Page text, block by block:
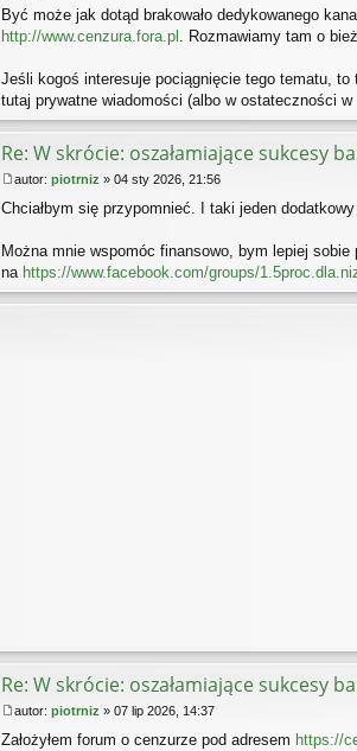
Być może jak dotąd brakowało dedykowanego
http://www.cenzura.fora.pl
. Rozmawiamy tam o
Jeśli kogoś interesuje pociągnięcie tego tematu,
tutaj prywatne wiadomości (albo w ostateczności
Re: W skrócie: oszałamiające sukcesy
o
t
autor: piotrniz » 04 sty 2026, 21:56
Chciałbym się przypomnieć. I taki jeden
Można mnie wspomóc finansowo, bym lepiej
na https://www.facebook.com/groups/
Re: W skrócie: oszałamiające sukcesy
o
autor: piotrniz » 07 lip 2026, 14:37
Założyłem forum o cenzurze pod adresem https://